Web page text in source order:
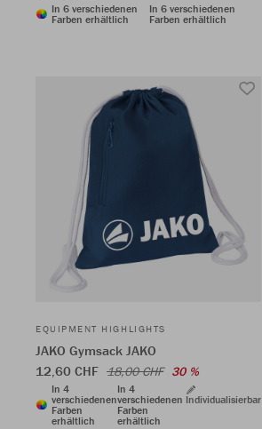
In 6 verschiedenen
Farben erhältlich
In 6 verschiedenen
Farben erhältlich
EQUIPMENT HIGHLIGHTS
JAKO Gymsack JAKO
12,60 CHF 18,00 CHF 30 %
In 4
verschiedenen
Farben
erhältlich
In 4
verschiedenen
Farben
erhältlich
Individualisierbar